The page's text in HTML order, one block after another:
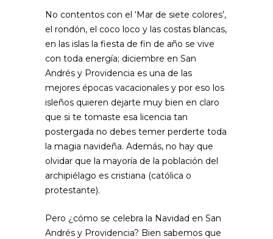
No contentos con el ‘Mar de siete colores’,
el rondón, el coco loco y las costas blancas,
en las islas la fiesta de fin de año se vive
con toda energía; diciembre en San
Andrés y Providencia es una de las
mejores épocas vacacionales y por eso los
isleños quieren dejarte muy bien en claro
que si te tomaste esa licencia tan
postergada no debes temer perderte toda
la magia navideña. Además, no hay que
olvidar que la mayoría de la población del
archipiélago es cristiana (católica o
protestante).
Pero ¿cómo se celebra la Navidad en San
Andrés y Providencia? Bien sabemos que